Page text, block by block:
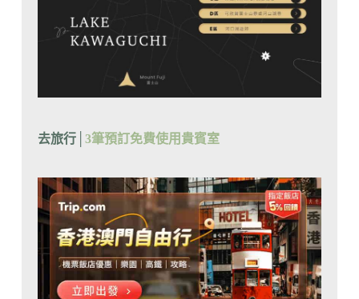
去旅行│ 3筆預訂免費使用貴賓室